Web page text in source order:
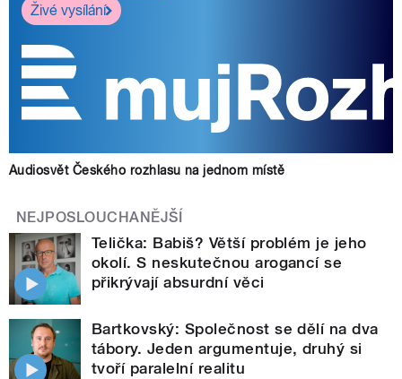
Živé vysílání
Audiosvět Českého rozhlasu na jednom místě
NEJPOSLOUCHANĚJŠÍ
Telička: Babiš? Větší problém je jeho
okolí. S neskutečnou arogancí se
přikrývají absurdní věci
Bartkovský: Společnost se dělí na dva
tábory. Jeden argumentuje, druhý si
tvoří paralelní realitu